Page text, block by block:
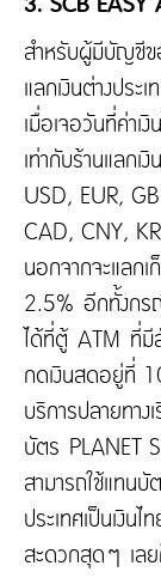
สำหรับผู้มีบัญชีข
แลกเงินต่างประ
เมื่อเจอวันที่ค่าเ
เท่ากับร้านแลก
USD, EUR,
CAD, CNY,
นอกจากจะแลก
2.5% อีกทั้งกร
ได้ที่ตู้ ATM ที่มี
กดเงินสดอยู่ที่
บริการปลายทา
บัตร PLANET
สามารถใช้แทนบั
ประเทศเป็นเงิน
สะดวกสุดๆ เล